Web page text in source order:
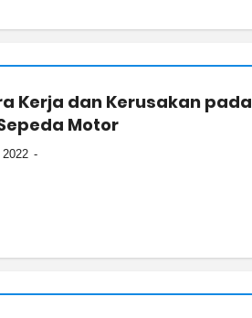
Kerja dan Kerusakan pada
Motor